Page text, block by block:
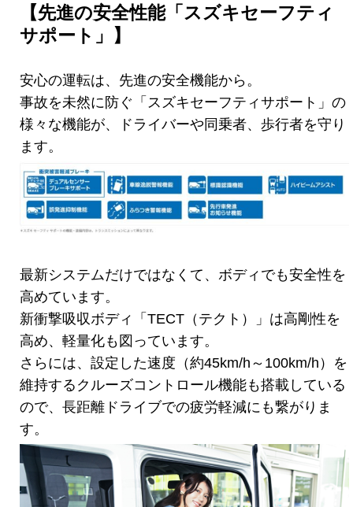
【先進の安全性能「スズキセーフティ
サポート」】
安心の運転は、先進の安全機能から。
事故を未然に防ぐ「スズキセーフティサポート」の
様々な機能が、ドライバーや同乗者、歩行者を守り
ます。
最新システムだけではなくて、ボディでも安全性を
高めています。
新衝撃吸収ボディ「TECT（テクト）」は高剛性を
高め、軽量化も図っています。
さらには、設定した速度（約45km/h～100km/h）を
維持するクルーズコントロール機能も搭載している
ので、長距離ドライブでの疲労軽減にも繋がりま
す。